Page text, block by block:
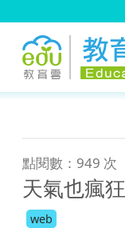
點閱數：949 次
天氣也瘋
web